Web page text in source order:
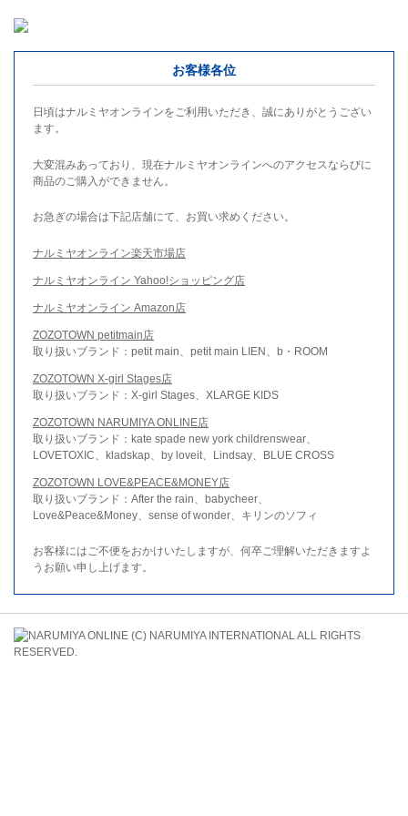
お客様各位
日頃はナルミヤオンラインをご利用いただき、誠にありがとうござい
ます。
大変混みあっており、現在ナルミヤオンラインへのアクセスならびに
商品のご購入ができません。
お急ぎの場合は下記店舗にて、お買い求めください。
ナルミヤオンライン楽天市場店
ナルミヤオンライン Yahoo!ショッピング店
ナルミヤオンライン Amazon店
ZOZOTOWN petitmain店
取り扱いブランド：petit main、petit main LIEN、b・ROOM
ZOZOTOWN X-girl Stages店
取り扱いブランド：X-girl Stages、XLARGE KIDS
ZOZOTOWN NARUMIYA ONLINE店
取り扱いブランド：kate spade new york childrenswear、
LOVETOXIC、kladskap、by loveit、Lindsay、BLUE CROSS
ZOZOTOWN LOVE&PEACE&MONEY店
取り扱いブランド：After the rain、babycheer、
Love&Peace&Money、sense of wonder、キリンのソフィ
お客様にはご不便をおかけいたしますが、何卒ご理解いただきますよ
うお願い申し上げます。